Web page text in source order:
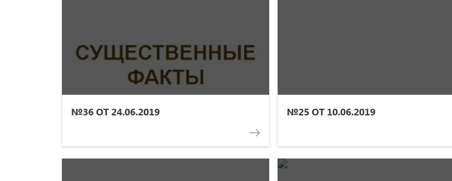
№36 ОТ 24.06.2019 №25 ОТ 10.06.2019